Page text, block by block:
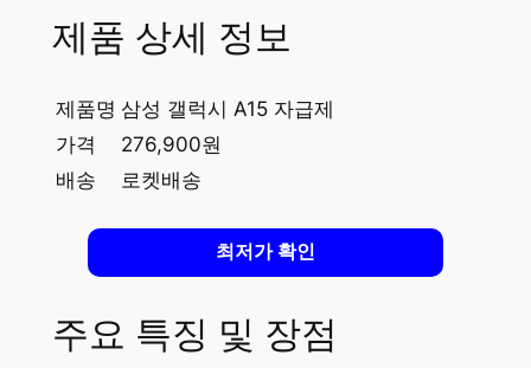
제품 상세 정보
제품명 삼성 갤럭시 A15 자급제
가격
276,900원
배송
로켓배송
최저가 확인
주요 특징 및 장점